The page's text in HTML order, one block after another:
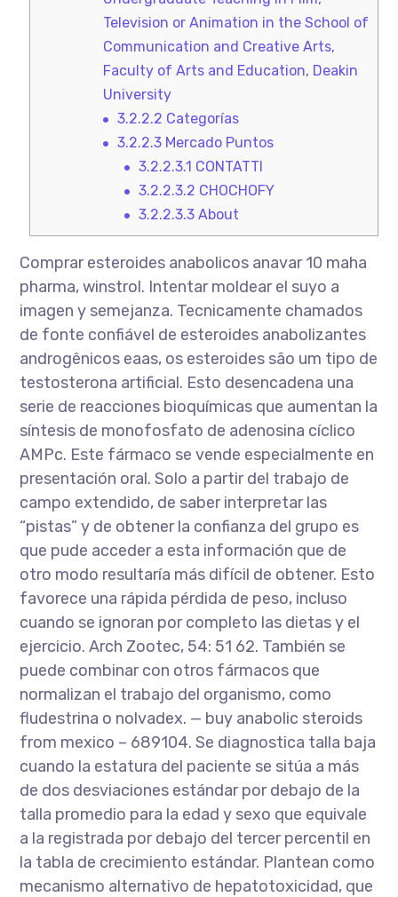
Television or Animation in the School of
Communication and Creative Arts,
Faculty of Arts and Education, Deakin
University
3.2.2.2 Categorías
3.2.2.3Mercado Puntos
3.2.2.3.1 CONTATTI
3.2.2.3.2 CHOCHOFY
3.2.2.3.3About
Comprar esteroides anabolicos anavar 10 maha
pharma, winstrol. Intentar moldear el suyo a
imagen y semejanza. Tecnicamente chamados
de fonte confiável de esteroides anabolizantes
androgênicos eaas, os esteroides são um tipo de
testosterona artificial. Esto desencadena una
serie de reacciones bioquímicas que aumentan la
síntesis de monofosfato de adenosina cíclico
AMPc. Este fármaco se vende especialmente en
presentación oral. Solo a partir del trabajo de
campo extendido, de saber interpretar las
“pistas” y de obtener la confianza del grupo es
que pude acceder a esta información que de
otro modo resultaría más difícil de obtener. Esto
favorece una rápida pérdida de peso, incluso
cuando se ignoran por completo las dietas y el
ejercicio. Arch Zootec, 54: 51 62. También se
puede combinar con otros fármacos que
normalizan el trabajo del organismo, como
fludestrina o nolvadex. — buy anabolic steroids
from mexico – 689104. Se diagnostica talla baja
cuando la estatura del paciente se sitúa a más
de dos desviaciones estándar por debajo de la
talla promedio para la edad y sexo que equivale
a la registrada por debajo del tercer percentil en
la tabla de crecimiento estándar. Plantean como
mecanismo alternativo de hepatotoxicidad, que